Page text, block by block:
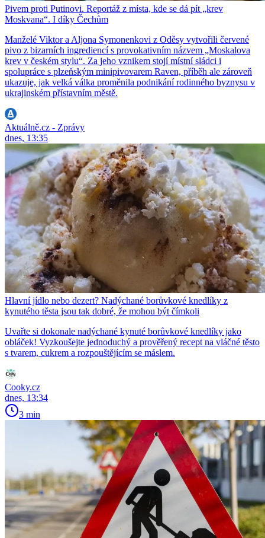
Pivem proti Putinovi. Reportáž z místa, kde se dá pít „krev
Moskvana“. I díky Čechům
Manželé Viktor a Aljona Symonenkovi z Oděsy vytvořili červené
pivo z bizarních ingrediencí s provokativním názvem „Moskalova
krev v českém stylu“. Za jeho vznikem stojí místní sládci i
spolupráce s plzeňským minipivovarem Raven, příběh ale zároveň
ukazuje, jak velká válka proměnila podnikání rodinného byznysu v
ukrajinském přístavním městě.
Aktuálně.cz - Zprávy
dnes, 13:35
Hlavní jídlo nebo dezert? Nadýchané borůvkové knedlíky z
kynutého těsta jsou tak dobré, že mohou být čímkoli
Uvařte si dokonale nadýchané kynuté borůvkové knedlíky jako
obláček! Vyzkoušejte jednoduchý a prověřený recept na vláčné těsto
s tvarem, cukrem a rozpouštějícím se máslem.
Cooky.cz
dnes, 13:34
3 min